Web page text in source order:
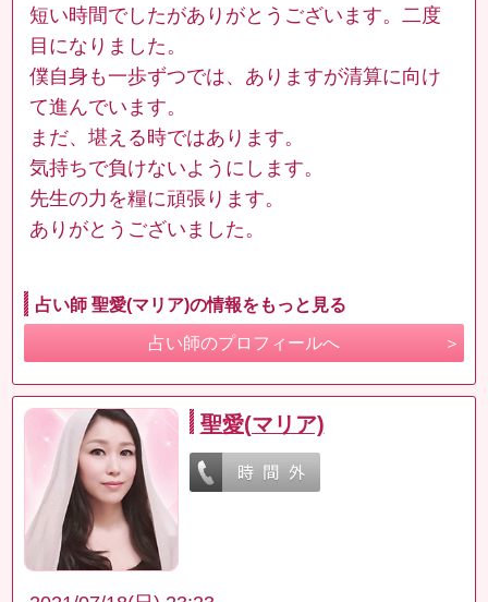
短い時間でしたがありがとうございます。二度
目になりました。
僕自身も一歩ずつでは、ありますが清算に向け
て進んでいます。
まだ、堪える時ではあります。
気持ちで負けないようにします。
先生の力を糧に頑張ります。
ありがとうございました。
占い師 聖愛(マリア)の情報をもっと見る
占い師のプロフィールへ
聖愛(マリア)